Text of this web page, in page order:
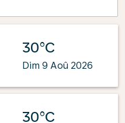
30°C
Dim 9 Aoû 2026
30°C